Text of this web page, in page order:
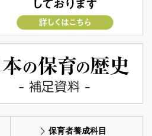
保育者養成科目